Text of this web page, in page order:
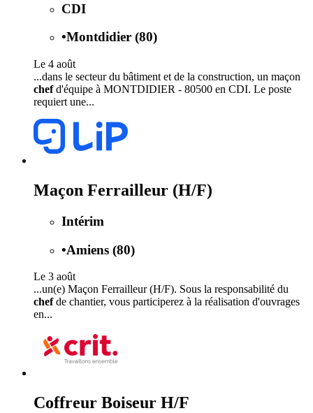
CDI
•Montdidier (80)
Le 4 août
...dans le secteur du bâtiment et de la construction, un maçon
chefd'équipe à MONTDIDIER - 80500 en CDI. Le poste
requiert une...
Maçon Ferrailleur (H/F)
Intérim
•Amiens (80)
Le 3 août
...un(e) Maçon Ferrailleur (H/F). Sous la responsabilité du
chefde chantier, vous participerez à la réalisation d'ouvrages
en...
Coffreur Boiseur H/F